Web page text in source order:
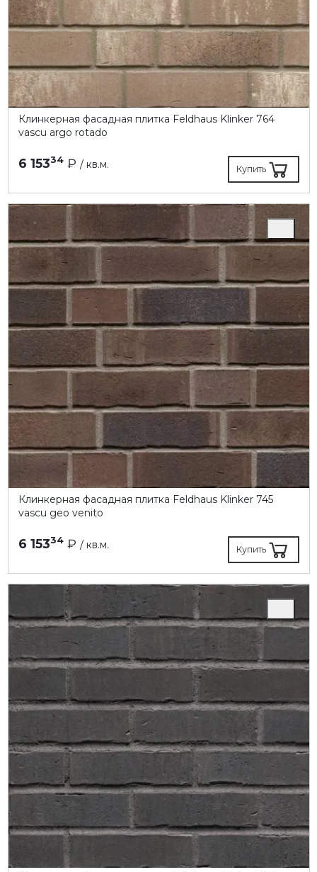
Клинкерная фасадная плитка Feldhaus Klinker 764
vascu argo rotado
6 15334₽ / кв.м. Купить
Клинкерная фасадная плитка Feldhaus Klinker 745
vascu geo venito
6 15334₽ / кв.м. Купить